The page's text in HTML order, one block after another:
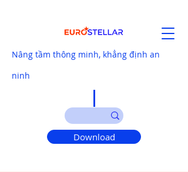
Nâng tầm thông minh, khẳng định an
ninh
Download